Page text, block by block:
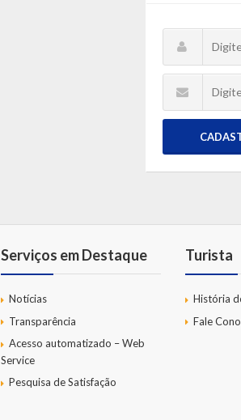
Serviços em Destaque
Notícias
Transparência
Acesso automatizado – Web
Service
Pesquisa de Satisfação
Turista
História
Fale